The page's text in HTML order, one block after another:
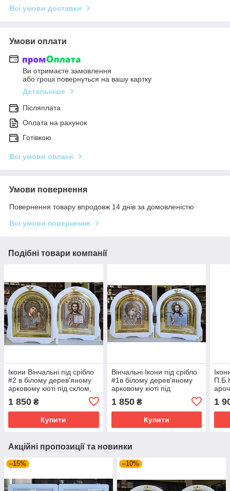
Всі умови доставки
Умови оплати
Ви отримаєте замовлення
або гроші повернуться на вашу картку
Детальніше
Післяплата
Оплата на рахунок
Готівкою
Всі умови оплати
Умови повернення
Повернення товару впродовж 14 днів за домовленістю
Всі умови повернення
Подібні товари компанії
Ікони Вінчальні під срібло
#2 в білому дерев'яному
арковому кіоті під склом,
розмір кіота 28*25,сюжет
15*18.
1 850 ₴
Купити
Вінчальні Ікони під срібло
#1в білому дерев'яному
арковому кіоті під
28*25,сюжет 15*18
1 850₴
Купити
1
Акційні пропозиції та новинки
–15% –10%